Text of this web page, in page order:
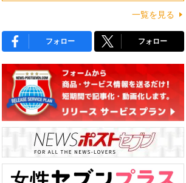
一覧を見る
フォロー フォロー